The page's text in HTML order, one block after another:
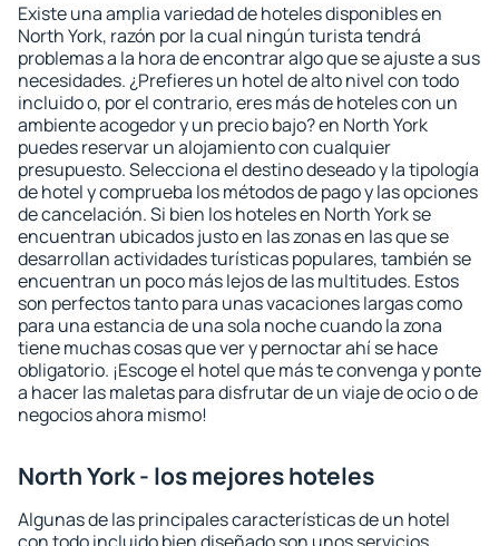
Existe una amplia variedad de hoteles disponibles en
North York, razón por la cual ningún turista tendrá
problemas a la hora de encontrar algo que se ajuste a sus
necesidades. ¿Prefieres un hotel de alto nivel con todo
incluido o, por el contrario, eres más de hoteles con un
ambiente acogedor y un precio bajo? en North York
puedes reservar un alojamiento con cualquier
presupuesto. Selecciona el destino deseado y la tipología
de hotel y comprueba los métodos de pago y las opciones
de cancelación. Si bien los hoteles en North York se
encuentran ubicados justo en las zonas en las que se
desarrollan actividades turísticas populares, también se
encuentran un poco más lejos de las multitudes. Estos
son perfectos tanto para unas vacaciones largas como
para una estancia de una sola noche cuando la zona
tiene muchas cosas que ver y pernoctar ahí se hace
obligatorio. ¡Escoge el hotel que más te convenga y ponte
a hacer las maletas para disfrutar de un viaje de ocio o de
negocios ahora mismo!
North York - los mejores hoteles
Algunas de las principales características de un hotel